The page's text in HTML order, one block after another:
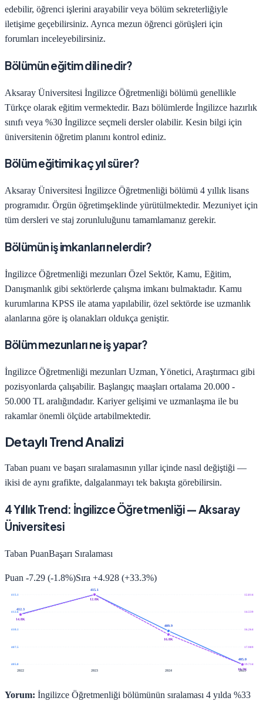
edebilir, öğrenci işlerini arayabilir veya bölüm sekreterliğiyle
iletişime geçebilirsiniz. Ayrıca mezun öğrenci görüşleri için
forumları inceleyebilirsiniz.
Bölümün eğitim dili nedir?
Aksaray Üniversitesi İngilizce Öğretmenliği bölümü genellikle
Türkçe olarak eğitim vermektedir. Bazı bölümlerde İngilizce hazırlık
sınıfı veya %30 İngilizce seçmeli dersler olabilir. Kesin bilgi için
üniversitenin öğretim planını kontrol ediniz.
Bölüm eğitimi kaç yıl sürer?
Aksaray Üniversitesi İngilizce Öğretmenliği bölümü 4 yıllık lisans
programıdır. Örgün öğretimşeklinde yürütülmektedir. Mezuniyet için
tüm dersleri ve staj zorunluluğunu tamamlamanız gerekir.
Bölümün iş imkanları nelerdir?
İngilizce Öğretmenliği mezunları Özel Sektör, Kamu, Eğitim,
Danışmanlık gibi sektörlerde çalışma imkanı bulmaktadır. Kamu
kurumlarına KPSS ile atama yapılabilir, özel sektörde ise uzmanlık
alanlarına göre iş olanakları oldukça geniştir.
Bölüm mezunları ne iş yapar?
İngilizce Öğretmenliği mezunları Uzman, Yönetici, Araştırmacı gibi
pozisyonlarda çalışabilir. Başlangıç maaşları ortalama 20.000 -
50.000 TL aralığındadır. Kariyer gelişimi ve uzmanlaşma ile bu
rakamlar önemli ölçüde artabilmektedir.
Detaylı Trend Analizi
Taban puanı ve başarı sıralamasının yıllar içinde nasıl değiştiği —
ikisi de aynı grafikte, dalgalanmayı tek bakışta görebilirsin.
4Yıllık Trend: İngilizce Öğretmenliği—Aksaray
Üniversitesi
Taban PuanBaşarı Sıralaması
Puan -7.29 (-1.8%)Sıra +4.928 (+33.3%)
415.1 12.814
412.6 14.539
410.1 16.264
407.5 17.989
405.0
19.714
2022
2023 2024 2025
412.3
415.1
409.9
405.0
14.8K
12.8K
16.8K
19.7K
Yorum: İngilizce Öğretmenliği bölümünün sıralaması 4 yılda %33